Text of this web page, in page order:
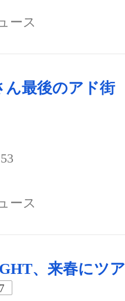
ース
ん最後のアド街
ース
、来春にツア
7